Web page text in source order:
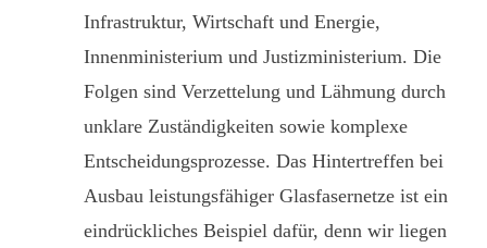
Infrastruktur, Wirtschaft und Energie,
Innenministerium und Justizministerium. Die
Folgen sind Verzettelung und Lähmung durch
unklare Zuständigkeiten sowie komplexe
Entscheidungsprozesse. Das Hintertreffen bei
Ausbau leistungsfähiger Glasfasernetze ist ein
eindrückliches Beispiel dafür, denn wir liegen